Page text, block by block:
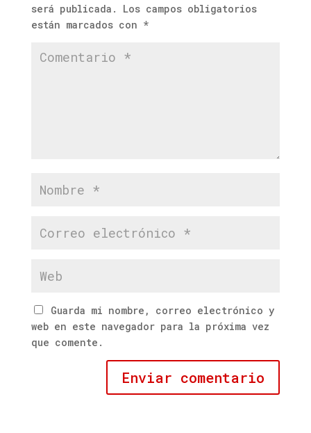
será publicada.
Los campos obligatorios
están marcados con *
Guarda mi nombre, correo electrónico y
web en este navegador para la próxima vez
que comente.